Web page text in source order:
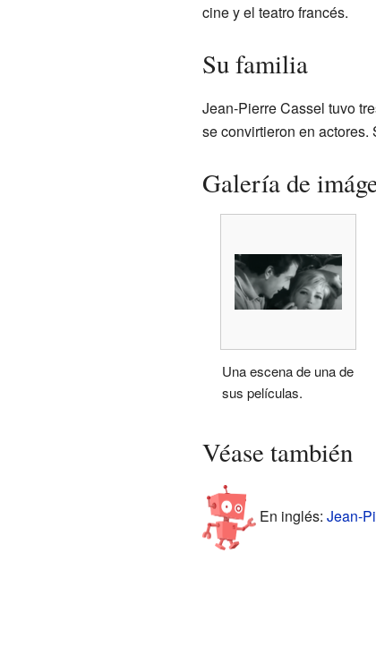
cine y el teatro francés.
Su familia
Jean-Pierre Cassel tuvo
se convirtieron en
Galería de
Una escena de una de
sus películas.
Véase también
En inglés: Jean-